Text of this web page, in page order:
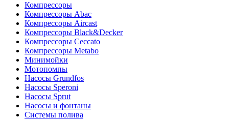
Компрессоры
Компрессоры Abac
Компрессоры Aircast
Компрессоры Black&Decker
Компрессоры Ceccato
Компрессоры Metabo
Минимойки
Мотопомпы
Насосы Grundfos
Насосы Speroni
Насосы Sprut
Насосы и фонтаны
Системы полива